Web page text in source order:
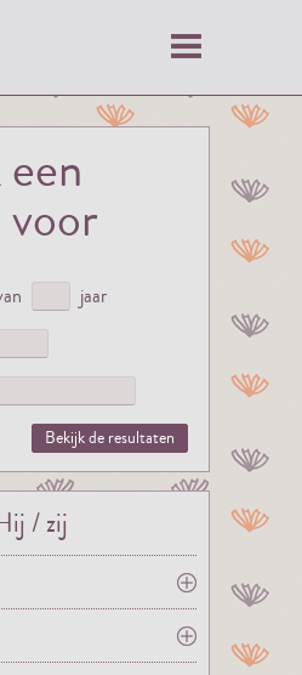
voor
jaar
Bekijk de resultaten
/ zij